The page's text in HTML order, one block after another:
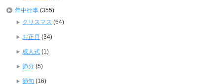
年中行事 (355)
クリスマス (64)
お正月 (34)
成人式 (1)
節分 (5)
節句 (16)